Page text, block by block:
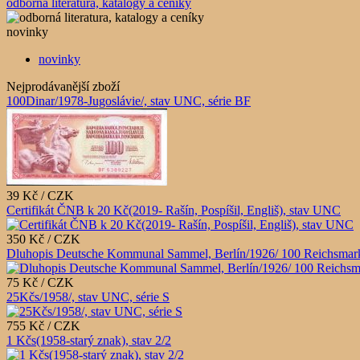
novinky
novinky
Nejprodávanější zboží
100Dinar/1978-Jugoslávie/, stav UNC, série BF
39 Kč / CZK
Certifikát ČNB k 20 Kč(2019- Rašín, Pospíšil, Engliš), stav UNC
350 Kč / CZK
Dluhopis Deutsche Kommunal Sammel, Berlín/1926/ 100
75 Kč / CZK
25Kčs/1958/, stav UNC, série S
755 Kč / CZK
1 Kčs(1958-starý znak), stav 2/2